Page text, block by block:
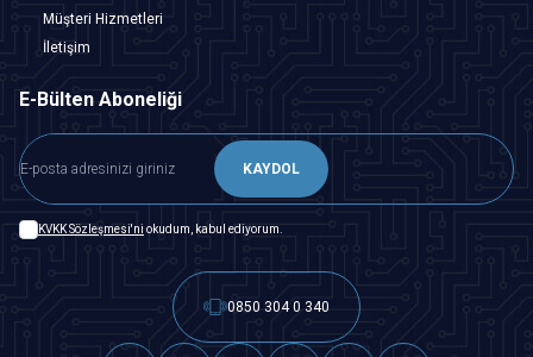
Müşteri Hizmetleri
İletişim
E-Bülten Aboneliği
KAYDOL
KVKK Sözleşmesi'ni okudum, kabul ediyorum.
0850 304 0 340